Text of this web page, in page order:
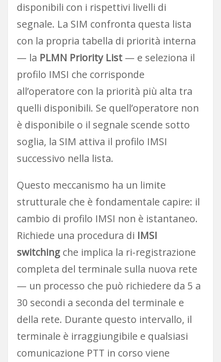
disponibili con i rispettivi livelli di
segnale. La SIM confronta questa lista
con la propria tabella di priorità interna
— la PLMN Priority List— e seleziona il
profilo IMSI che corrisponde
all’operatore con la priorità più alta tra
quelli disponibili. Se quell’operatore non
è disponibile o il segnale scende sotto
soglia, la SIM attiva il profilo IMSI
successivo nella lista.
Questo meccanismo ha un limite
strutturale che è fondamentale capire: il
cambio di profilo IMSI non è istantaneo.
Richiede una procedura di IMSI
switchingche implica la ri-registrazione
completa del terminale sulla nuova rete
— un processo che può richiedere da 5 a
30 secondi a seconda del terminale e
della rete. Durante questo intervallo, il
terminale è irraggiungibile e qualsiasi
comunicazione PTT in corso viene